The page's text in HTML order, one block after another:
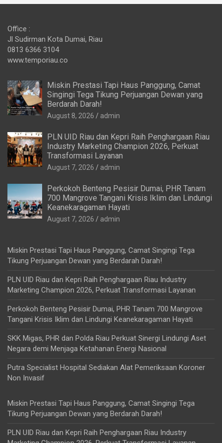
Office :
Jl Sudirman Kota Dumai, Riau
0813 6366 3104
www.temporiau.co
Miskin Prestasi Tapi Haus Panggung, Camat
Singingi Tega Tikung Perjuangan Dewan yang
Berdarah Darah!
August 8, 2026 admin
PLN UID Riau dan Kepri Raih Penghargaan Riau
Industry Marketing Champion 2026, Perkuat
Transformasi Layanan
August 7, 2026 admin
Perkokoh Benteng Pesisir Dumai, PHR Tanam
700 Mangrove Tangani Krisis Iklim dan Lindungi
Keanekaragaman Hayati
August 7, 2026 admin
Miskin Prestasi Tapi Haus Panggung, Camat Singingi Tega
Tikung Perjuangan Dewan yang Berdarah Darah!
PLN UID Riau dan Kepri Raih Penghargaan Riau Industry
Marketing Champion 2026, Perkuat Transformasi Layanan
Perkokoh Benteng Pesisir Dumai, PHR Tanam 700 Mangrove
Tangani Krisis Iklim dan Lindungi Keanekaragaman Hayati
SKK Migas, PHR dan Polda Riau Perkuat Sinergi Lindungi Aset
Negara demi Menjaga Ketahanan Energi Nasional
Putra Specialist Hospital Sediakan Alat Pemeriksaan Koroner
Non Invasif
Miskin Prestasi Tapi Haus Panggung, Camat Singingi Tega
Tikung Perjuangan Dewan yang Berdarah Darah!
PLN UID Riau dan Kepri Raih Penghargaan Riau Industry